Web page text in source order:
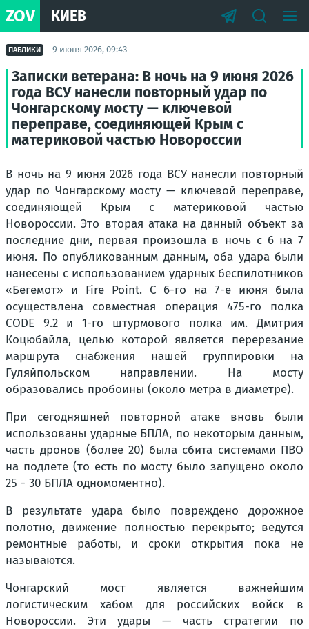
ZOV КИЕВ
ПАБЛИКИ 9 июня 2026, 09:43
Записки ветерана: В ночь на 9 июня 2026
года ВСУ нанесли повторный удар по
Чонгарскому мосту — ключевой
переправе, соединяющей Крым с
материковой частью Новороссии
В ночь на 9 июня 2026 года ВСУ нанесли повторный
удар по Чонгарскому мосту — ключевой переправе,
соединяющей Крым с материковой частью
Новороссии. Это вторая атака на данный объект за
последние дни, первая произошла в ночь с 6 на 7
июня. По опубликованным данным, оба удара были
нанесены с использованием ударных беспилотников
«Бегемот» и Fire Point. С 6-го на 7-е июня была
осуществлена совместная операция 475-го полка
CODE 9.2 и 1-го штурмового полка им. Дмитрия
Коцюбайла, целью которой является перерезание
маршрута снабжения нашей группировки на
Гуляйпольском направлении. На мосту
образовались пробоины (около метра в диаметре).
При сегодняшней повторной атаке вновь были
использованы ударные БПЛА, по некоторым данным,
часть дронов (более 20) была сбита системами ПВО
на подлете (то есть по мосту было запущено около
25 - 30 БПЛА одномоментно).
В результате удара было повреждено дорожное
полотно, движение полностью перекрыто; ведутся
ремонтные работы, и сроки открытия пока не
называются.
Чонгарский мост является важнейшим
логистическим хабом для российских войск в
Новороссии. Эти удары — часть стратегии по